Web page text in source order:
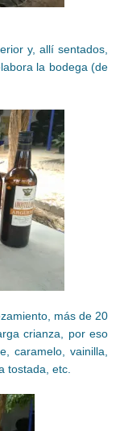
y, allí sentados,
la bodega (de
más de 20
crianza, por eso
caramelo, vainilla,
tostada, etc.